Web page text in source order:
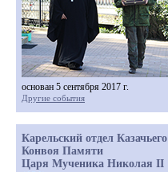
основан 5 сентября 2017 г.
Другие события
Карельский отдел Казачьего
Конвоя Памяти
Царя Мученика Николая II